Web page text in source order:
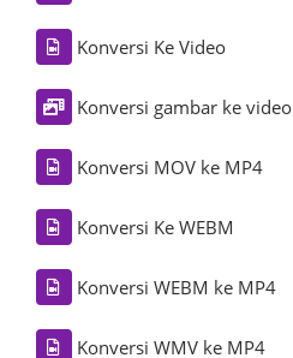
Konversi Ke Video
Konversi gambar ke video
Konversi MOV ke MP4
Konversi Ke WEBM
Konversi WEBM ke MP4
Konversi WMV ke MP4